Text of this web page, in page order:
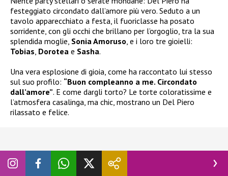
festeggiato circondato dall’amore più vero. Seduto a un
tavolo apparecchiato a festa, il fuoriclasse ha posato
sorridente, con gli occhi che brillano per l’orgoglio, tra la sua
splendida moglie, Sonia Amoruso, e i loro tre gioielli:
Tobias, Dorotea e Sasha.
Una vera esplosione di gioia, come ha raccontato lui stesso
sul suo profilo: “Buon compleanno a me. Circondato
dall’amore”. E come dargli torto? Le torte coloratissime e
l’atmosfera casalinga, ma chic, mostrano un Del Piero
rilassato e felice.